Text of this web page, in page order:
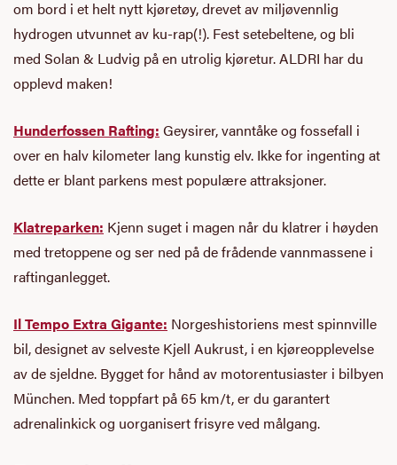
om bord i et helt nytt kjøretøy, drevet av miljøvennlig
hydrogen utvunnet av ku-rap(!). Fest setebeltene, og bli
med Solan & Ludvig på en utrolig kjøretur. ALDRI har du
opplevd maken!
Hunderfossen Rafting: Geysirer, vanntåke og fossefall i
over en halv kilometer lang kunstig elv. Ikke for ingenting at
dette er blant parkens mest populære attraksjoner.
Klatreparken: Kjenn suget i magen når du klatrer i høyden
med tretoppene og ser ned på de frådende vannmassene i
raftinganlegget.
Il Tempo Extra Gigante: Norgeshistoriens mest spinnville
bil, designet av selveste Kjell Aukrust, i en kjøreopplevelse
av de sjeldne. Bygget for hånd av motorentusiaster i bilbyen
München. Med toppfart på 65 km/t, er du garantert
adrenalinkick og uorganisert frisyre ved målgang.